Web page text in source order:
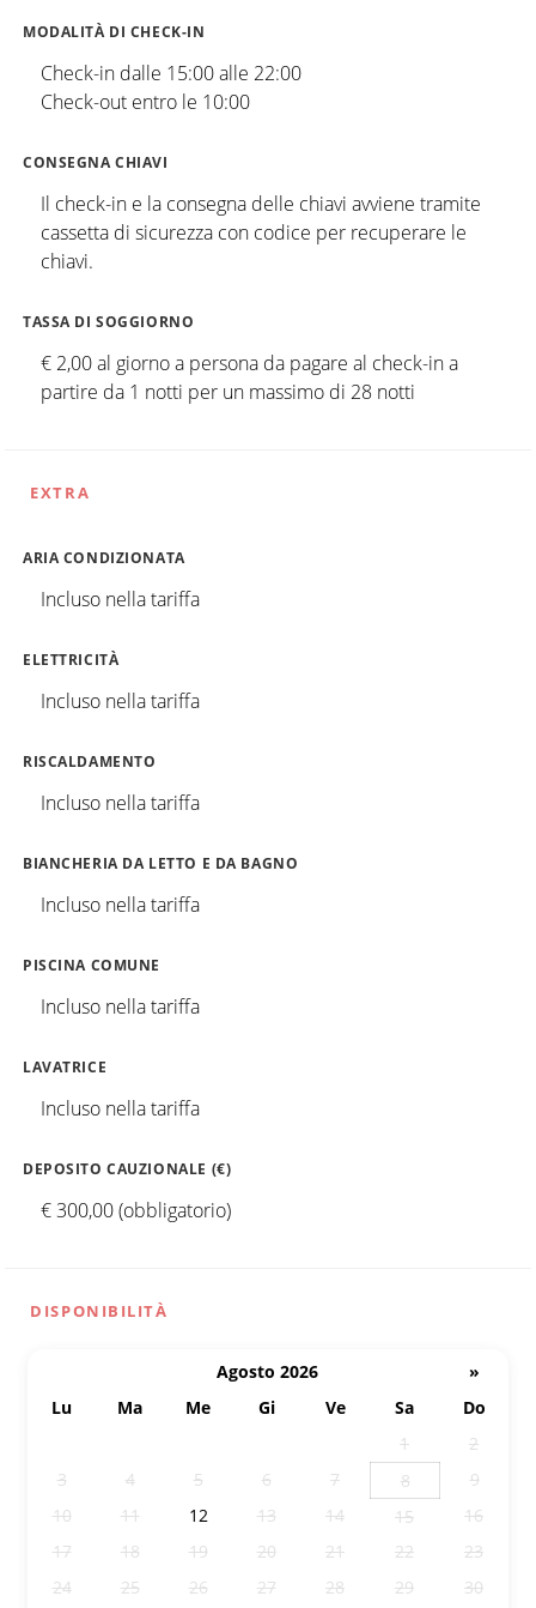
MODALITÀ DI CHECK-IN
Check-in dalle 15:00 alle 22:00
Check-out entro le 10:00
CONSEGNA CHIAVI
Il check-in e la consegna delle chiavi avviene tramite
cassetta di sicurezza con codice per recuperare le
chiavi.
TASSA DI SOGGIORNO
€ 2,00 al giorno a persona da pagare al check-in a
partire da 1 notti per un massimo di 28 notti
EXTRA
ARIA CONDIZIONATA
Incluso nella tariffa
ELETTRICITÀ
Incluso nella tariffa
RISCALDAMENTO
Incluso nella tariffa
BIANCHERIA DA LETTO E DA BAGNO
Incluso nella tariffa
PISCINA COMUNE
Incluso nella tariffa
LAVATRICE
Incluso nella tariffa
DEPOSITO CAUZIONALE (€)
€ 300,00 (obbligatorio)
DISPONIBILITÀ
Agosto 2026
»
Lu
Ma Me Gi Ve Sa
Do
1
2
3
4 5 6 7 8
9
10
11 12 13 14 15
16
17
18 19 20 21 22
23
24
25 26 27 28 29
30